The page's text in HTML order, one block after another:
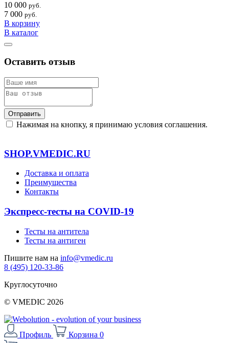
10 000 руб.
7 000 руб.
В корзину
В каталог
Оставить отзыв
Отправить
Нажимая на кнопку, я принимаю условия соглашения.
SHOP.VMEDIC.RU
Доставка и оплата
Преимущества
Контакты
Экспресс-тесты на COVID-19
Тесты на антитела
Тесты на антиген
Пишите нам на info@vmedic.ru
8 (495) 120-33-86
Круглосуточно
© VMEDIC 2026
Профиль Корзина 0